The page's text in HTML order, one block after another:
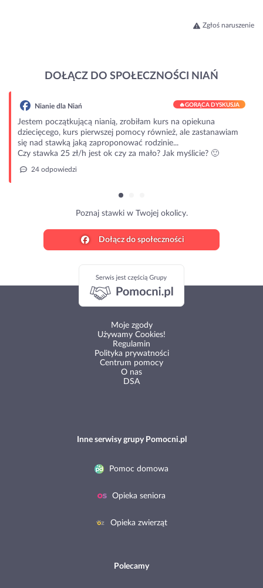
Zgłoś naruszenie
DOŁĄCZ DO SPOŁECZNOŚCI NIAŃ
nianią, zrobiłam kurs na opiekuna
pierwszej pomocy również, ale zastanawiam
jaką zaproponować rodzinie...
zł/h jest ok czy za mało? Jak myślicie? 🙂
Poznaj stawki w Twojej okolicy.
Dołącz do społeczności
Moje zgody
Używamy Cookies!
Regulamin
Polityka prywatności
Centrum pomocy
O nas
DSA
Inne serwisy grupy Pomocni.pl
Pomoc domowa
Opieka seniora
Opieka zwierząt
Polecamy